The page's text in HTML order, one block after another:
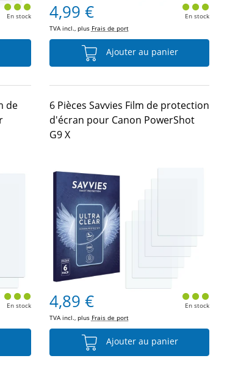
En stock 4,99 €
TVA incl., plus Frais de port
En stock
Ajouter au panier
de
En stock
6 Pièces Savvies Film de protection
d'écran pour Canon PowerShot
G9 X
4,89 €
TVA incl., plus Frais de port
En stock
Ajouter au panier